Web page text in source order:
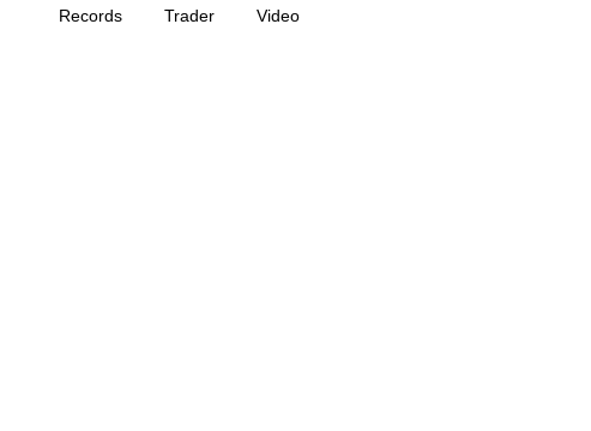
Records Trader Video